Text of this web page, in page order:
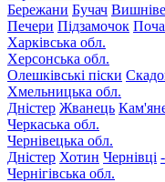
Бережани Бучач
Печери Підзамочок
Харківська обл.
Херсонська обл.
Олешківські піски
Хмельницька обл.
Дністер Жванець
Черкаська обл.
Чернівецька обл.
Дністер Хотин Чернівці
Чернігівська обл.